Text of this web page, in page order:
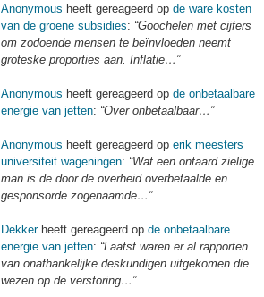
Anonymous heeft gereageerd op de ware kosten
van de groene subsidies: “Goochelen met cijfers
om zodoende mensen te beïnvloeden neemt
groteske proporties aan. Inflatie…”
Anonymous heeft gereageerd op de onbetaalbare
energie van jetten: “Over onbetaalbaar…”
Anonymous heeft gereageerd op erik meesters
universiteit wageningen: “Wat een ontaard zielige
man is de door de overheid overbetaalde en
gesponsorde zogenaamde…”
Dekkerheeft gereageerd op de onbetaalbare
energie van jetten: “Laatst waren er al rapporten
van onafhankelijke deskundigen uitgekomen die
wezen op de verstoring…”